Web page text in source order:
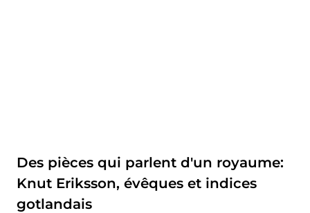
Des pièces qui parlent d'un royaume:
Knut Eriksson, évêques et indices
gotlandais